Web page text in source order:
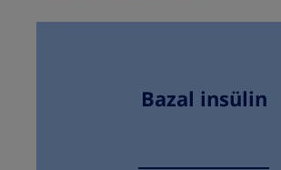
Bazal insülin